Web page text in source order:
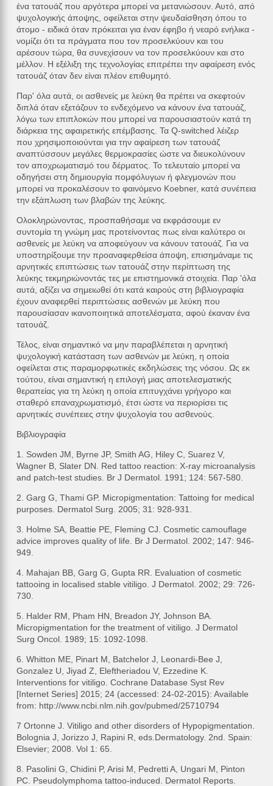
ένα τατουάζ που αργότερα μπορεί να μετανιώσουν. Αυτό, από
ψυχολογικής άποψης, οφείλεται στην ψευδαίσθηση όπου το
άτομο - ειδικά όταν πρόκειται για έναν έφηβο ή νεαρό ενήλικα -
νομίζει ότι τα πράγματα που τον προσελκύουν και του
αρέσουν τώρα, θα συνεχίσουν να τον προσελκύουν και στο
μέλλον. Η εξέλιξη της τεχνολογίας επιτρέπει την αφαίρεση ενός
τατουάζ όταν δεν είναι πλέον επιθυμητό.
Παρ' όλα αυτά, οι ασθενείς με λεύκη θα πρέπει να σκεφτούν
διπλά όταν εξετάζουν το ενδεχόμενο να κάνουν ένα τατουάζ,
λόγω των επιπλοκών που μπορεί να παρουσιαστούν κατά τη
διάρκεια της αφαιρετικής επέμβασης. Τα Q-switched λέιζερ
που χρησιμοποιούνται για την αφαίρεση των τατουάζ
αναπτύσσουν μεγάλες θερμοκρασίες ώστε να διευκολύνουν
τον αποχρωματισμό του δέρματος. Το τελευταίο μπορεί να
οδηγήσει στη δημιουργία πομφόλυγων ή φλεγμονών που
μπορεί να προκαλέσουν το φαινόμενο Koebner, κατά συνέπεια
την εξάπλωση των βλαβών της λεύκης.
Ολοκληρώνοντας, προσπαθήσαμε να εκφράσουμε εν
συντομία τη γνώμη μας προτείνοντας πως είναι καλύτερο οι
ασθενείς με λεύκη να αποφεύγουν να κάνουν τατουάζ. Για να
υποστηρίξουμε την προαναφερθείσα άποψη, επισημάναμε τις
αρνητικές επιπτώσεις των τατουάζ στην περίπτωση της
λεύκης τεκμηριώνοντάς τες με επιστημονικά στοιχεία. Παρ 'όλα
αυτά, αξίζει να σημειωθεί ότι κατά καιρούς στη βιβλιογραφία
έχουν αναφερθεί περιπτώσεις ασθενών με λεύκη που
παρουσίασαν ικανοποιητικά αποτελέσματα, αφού έκαναν ένα
τατουάζ.
Τέλος, είναι σημαντικό να μην παραβλέπεται η αρνητική
ψυχολογική κατάσταση των ασθενών με λεύκη, η οποία
οφείλεται στις παραμορφωτικές εκδηλώσεις της νόσου. Ως εκ
τούτου, είναι σημαντική η επιλογή μιας αποτελεσματικής
θεραπείας για τη λεύκη η οποία επιτυγχάνει γρήγορο και
σταθερό επαναχρωματισμό, έτσι ώστε να περιορίσει τις
αρνητικές συνέπειες στην ψυχολογία του ασθενούς.
Βιβλιογραφία
1. Sowden JM, Byrne JP, Smith AG, Hiley C, Suarez V,
Wagner B, Slater DN. Red tattoo reaction: X-ray microanalysis
and patch-test studies. Br J Dermatol. 1991; 124: 567-580.
2. Garg G, Thami GP. Micropigmentation: Tattoing for medical
purposes. Dermatol Surg. 2005; 31: 928-931.
3. Holme SA, Beattie PE, Fleming CJ. Cosmetic camouflage
advice improves quality of life. Br J Dermatol. 2002; 147: 946-
949.
4. Mahajan BB, Garg G, Gupta RR. Evaluation of cosmetic
tattooing in localised stable vitiligo. J Dermatol. 2002; 29: 726-
730.
5. Halder RM, Pham HN, Breadon JY, Johnson BA.
Micropigmentation for the treatment of vitiligo. J Dermatol
Surg Oncol. 1989; 15: 1092-1098.
6. Whitton ME, Pinart M, Batchelor J, Leonardi-Bee J,
Gonzalez U, Jiyad Z, Eleftheriadou V, Ezzedine K.
Interventions for vitiligo. Cochrane Database Syst Rev
[Internet Series] 2015; 24 (accessed: 24-02-2015): Available
from: http://www.ncbi.nlm.nih.gov/pubmed/25710794
7 Ortonne J. Vitiligo and other disorders of Hypopigmentation.
Bolognia J, Jorizzo J, Rapini R, eds.Dermatology. 2nd. Spain:
Elsevier; 2008. Vol 1: 65.
8. Pasolini G, Chidini P, Arisi M, Pedretti A, Ungari M, Pinton
PC. Pseudolymphoma tattoo-induced. Dermatol Reports.